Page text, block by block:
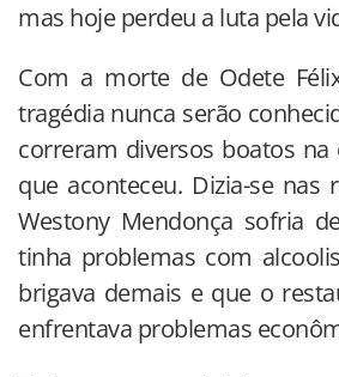
mas hoje perdeu a luta pela
Com a morte de Odete
tragédia nunca serão
correram diversos boatos na
que aconteceu. Dizia-se nas
Westony Mendonça sofria
tinha problemas com
brigava demais e que o
enfrentava problemas